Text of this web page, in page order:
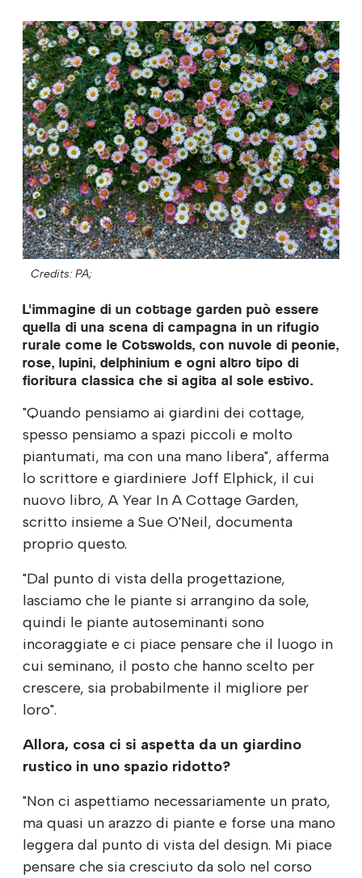
Credits: PA;
L'immagine di un cottage garden può essere
quella di una scena di campagna in un rifugio
rurale come le Cotswolds, con nuvole di peonie,
rose, lupini, delphinium e ogni altro tipo di
fioritura classica che si agita al sole estivo.
"Quando pensiamo ai giardini dei cottage,
spesso pensiamo a spazi piccoli e molto
piantumati, ma con una mano libera", afferma
lo scrittore e giardiniere Joff Elphick, il cui
nuovo libro, A Year In A Cottage Garden,
scritto insieme a Sue O'Neil, documenta
proprio questo.
"Dal punto di vista della progettazione,
lasciamo che le piante si arrangino da sole,
quindi le piante autoseminanti sono
incoraggiate e ci piace pensare che il luogo in
cui seminano, il posto che hanno scelto per
crescere, sia probabilmente il migliore per
loro".
Allora, cosa ci si aspetta da un giardino
rustico in uno spazio ridotto?
"Non ci aspettiamo necessariamente un prato,
ma quasi un arazzo di piante e forse una mano
leggera dal punto di vista del design. Mi piace
pensare che sia cresciuto da solo nel corso